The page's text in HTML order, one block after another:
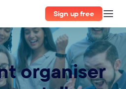
Sign up free
organiser